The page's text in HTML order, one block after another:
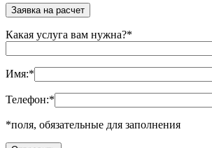
Заявка на расчет
Какая услуга вам нужна?*
Имя:*
Телефон:*
*поля, обязательные для заполнения